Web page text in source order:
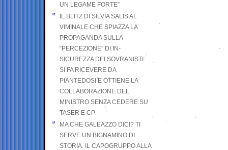
UN LEGAME FORTE”
IL BLITZ DI SILVIA SALIS AL
VIMINALE CHE SPIAZZA LA
PROPAGANDA SULLA
“PERCEZIONE” DI IN-
SICUREZZA DEI SOVRANISTI:
SI FA RICEVERE DA
PIANTEDOSI E OTTIENE LA
COLLABORAZIONE DEL
MINISTRO SENZA CEDERE SU
TASER E CP
MA CHE GALEAZZO DICI? TI
SERVE UN BIGNAMINO DI
STORIA. IL CAPOGRUPPO ALLA